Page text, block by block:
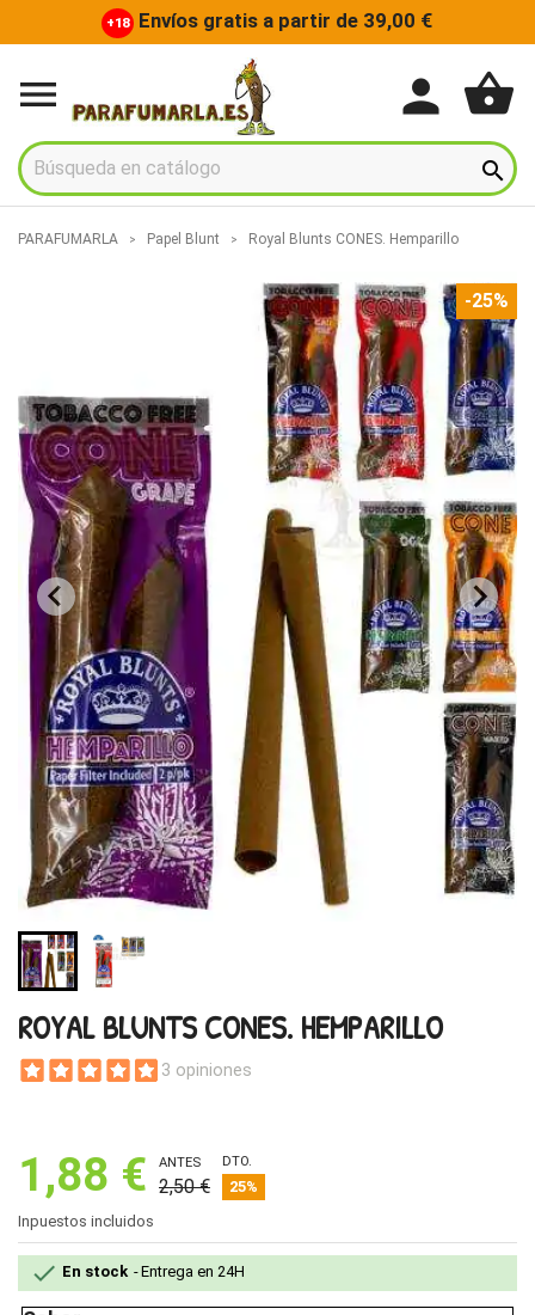
+18 Envíos gratis a partir de 39,00 €
 person shopping_basket

PARAFUMARLA Papel Blunt Royal Blunts CONES. Hemparillo
-25%
ROYAL BLUNTS CONES. HEMPARILLO
3 opiniones
1,88 € ANTES
2,50 €
DTO.
25%
Inpuestos incluidos
 En stock Entrega en 24H